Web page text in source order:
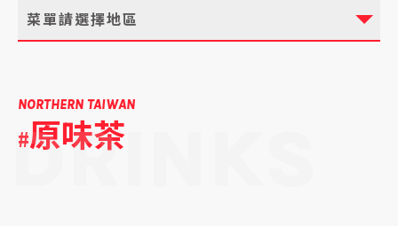
菜單請選擇地區
NORTHERN TAIWAN
#原味茶
DRINKS